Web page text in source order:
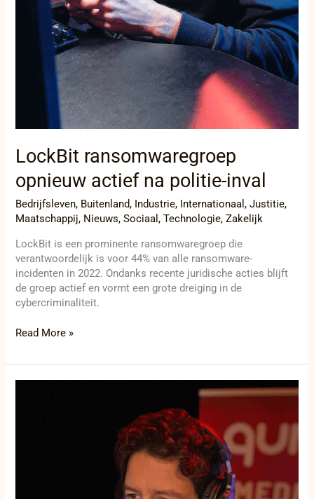
LockBit ransomwaregroep
opnieuw actief na politie-inval
Bedrijfsleven, Buitenland, Industrie, Internationaal,Justitie,
Maatschappij, Nieuws,Sociaal,Technologie,Zakelijk
LockBit is een prominente ransomwaregroep die
verantwoordelijk is voor 44% van alle ransomware-
incidenten in 2022. Ondanks recente juridische acties blijft
de groep actief en vormt een grote dreiging in de
cybercriminaliteit.
Read More »